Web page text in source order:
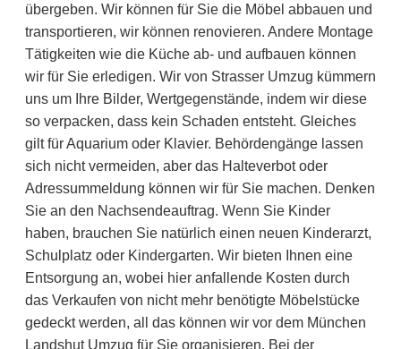
übergeben. Wir können für Sie die Möbel abbauen und
transportieren, wir können renovieren. Andere Montage
Tätigkeiten wie die Küche ab- und aufbauen können
wir für Sie erledigen. Wir von Strasser Umzug kümmern
uns um Ihre Bilder, Wertgegenstände, indem wir diese
so verpacken, dass kein Schaden entsteht. Gleiches
gilt für Aquarium oder Klavier. Behördengänge lassen
sich nicht vermeiden, aber das Halteverbot oder
Adressummeldung können wir für Sie machen. Denken
Sie an den Nachsendeauftrag. Wenn Sie Kinder
haben, brauchen Sie natürlich einen neuen Kinderarzt,
Schulplatz oder Kindergarten. Wir bieten Ihnen eine
Entsorgung an, wobei hier anfallende Kosten durch
das Verkaufen von nicht mehr benötigte Möbelstücke
gedeckt werden, all das können wir vor dem München
Landshut Umzug für Sie organisieren. Bei der